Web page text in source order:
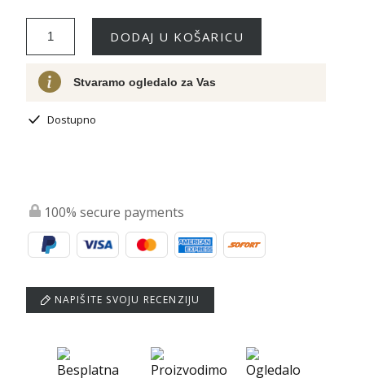
DODAJ U KOŠARICU
Stvaramo ogledalo za Vas
Dostupno
100% secure payments
NAPIŠITE SVOJU RECENZIJU